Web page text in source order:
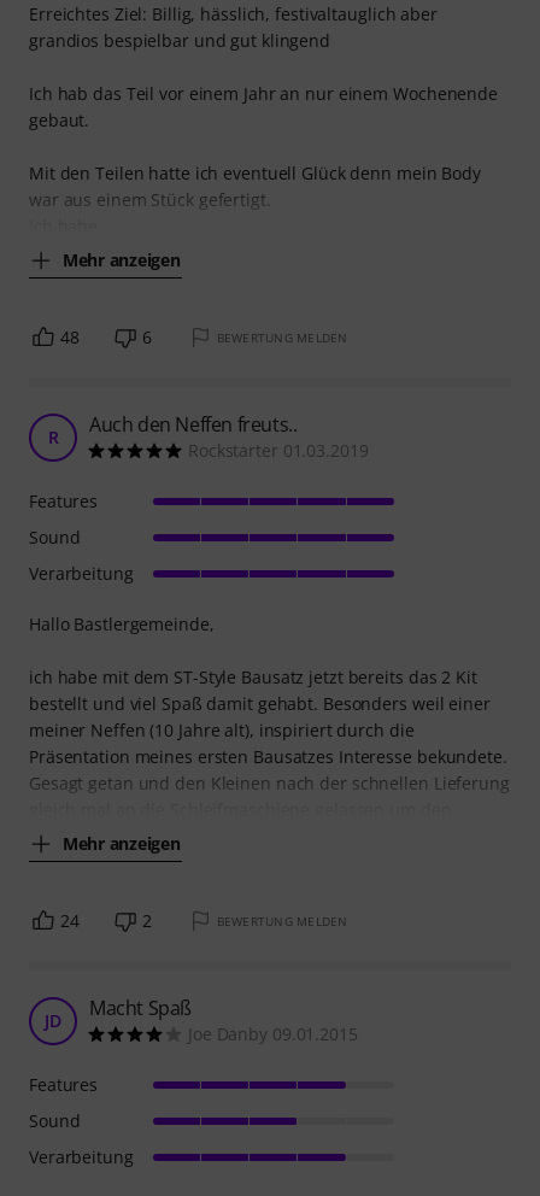
Erreichtes Ziel: Billig, hässlich, festivaltauglich aber
grandios bespielbar und gut klingend
Ich hab das Teil vor einem Jahr an nur einem Wochenende
gebaut.
Mit den Teilen hatte ich eventuell Glück denn mein Body
war aus einem Stück gefertigt.
Mehr anzeigen
48 6 BEWERTUNG MELDEN
R Auch den Neffen freuts..
Rockstarter 01.03.2019
Hallo Bastlergemeinde,
ich habe mit dem ST-Style Bausatz jetzt bereits das 2 Kit
bestellt und viel Spaß damit gehabt. Besonders weil einer
meiner Neffen (10 Jahre alt), inspiriert durch die
Präsentation meines ersten Bausatzes Interesse bekundete.
Gesagt getan und den Kleinen nach der schnellen Lieferung
Mehr anzeigen
Features
Sound
Verarbeitung
24 2 BEWERTUNG MELDEN
JD Macht Spaß
Joe Danby 09.01.2015
Features
Sound
Verarbeitung